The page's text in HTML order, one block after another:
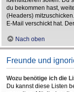
du bekommen hast,
(Headers)
E-Mail verschickt hat.
Nach oben
Freunde und
Wozu benötige ich die
Du kannst diese Listen